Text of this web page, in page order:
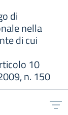
di
nella
di cui
10
n. 150